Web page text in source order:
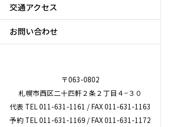
交通アクセス
お問い合わせ
〒063-0802
札幌市西区二十四軒２条２丁目４−３０
代表 TEL 011-631-1161 / FAX 011-631-1163
予約 TEL 011-631-1169 / FAX 011-631-1172